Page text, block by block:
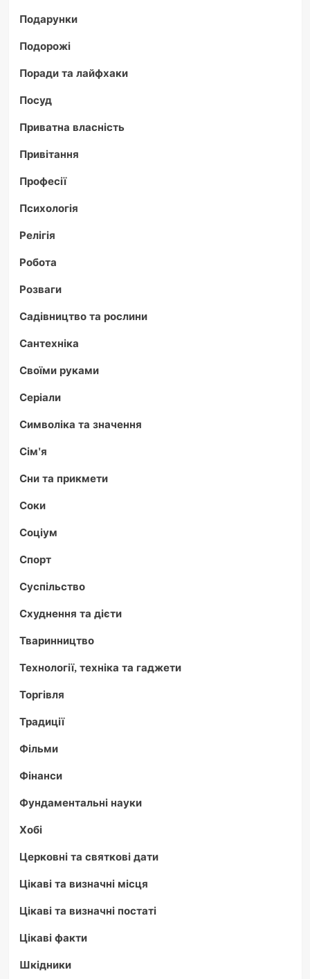
Подарунки
Подорожі
Поради та лайфхаки
Посуд
Приватна власність
Привітання
Професії
Психологія
Релігія
Робота
Розваги
Садівництво та рослини
Сантехніка
Своїми руками
Серіали
Символіка та значення
Сім'я
Сни та прикмети
Соки
Соціум
Спорт
Суспільство
Схуднення та дієти
Тваринництво
Технології, техніка та гаджети
Торгівля
Традиції
Фільми
Фінанси
Фундаментальні науки
Хобі
Церковні та святкові дати
Цікаві та визначні місця
Цікаві та визначні постаті
Цікаві факти
Шкідники